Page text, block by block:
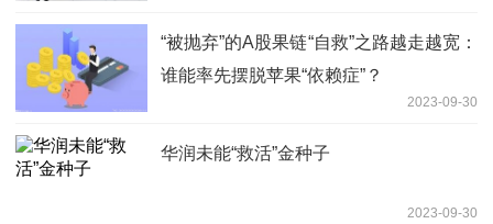
“被抛弃”的A股果链“自救”之路越走越宽：
谁能率先摆脱苹果“依赖症”？
2023-09-30
华润未能“救活”金种子
2023-09-30